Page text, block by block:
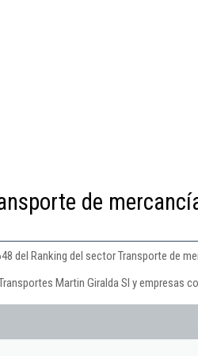
de
del Ranking del sector Transporte de
Martin Giralda Sl y empresas